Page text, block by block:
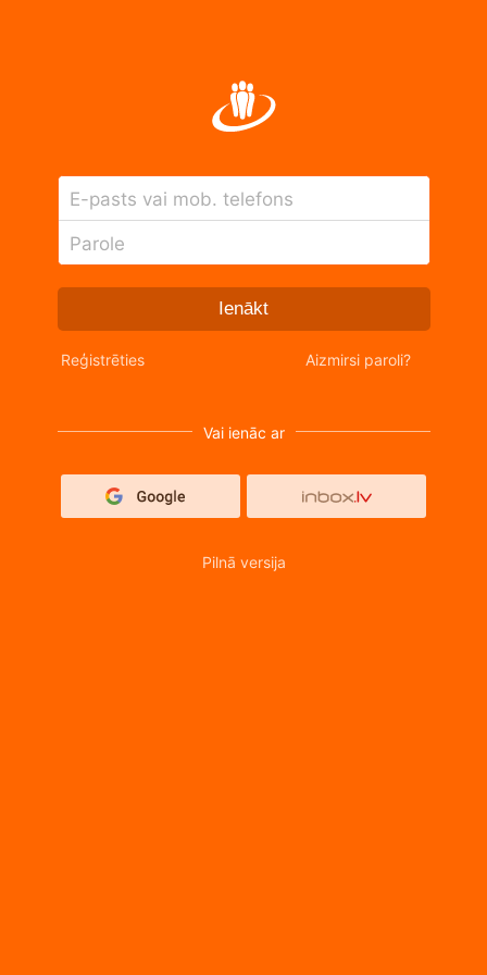
E-pasts vai mob. telefons
Parole
Ienākt
Reģistrēties Aizmirsi paroli?
Vai ienāc ar
Pilnā versija